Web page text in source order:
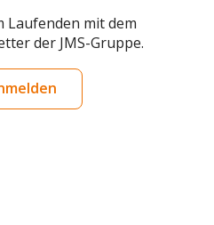
Laufenden mit dem
der JMS-Gruppe.